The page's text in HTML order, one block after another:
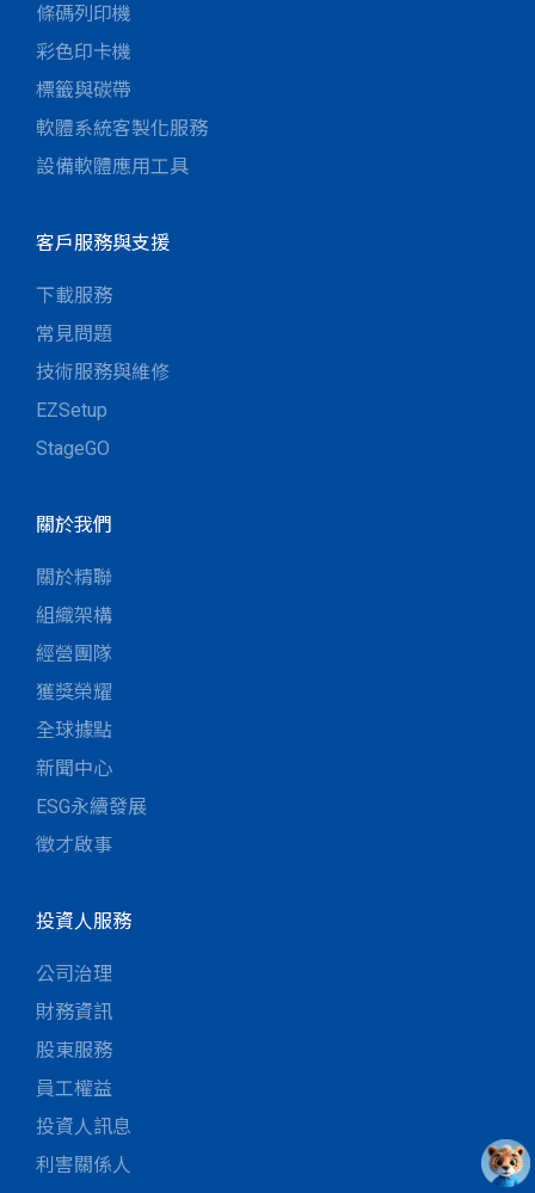
條碼列印機
彩色印卡機
標籤與碳帶
軟體系統客製化服務
設備軟體應用工具
客戶服務與支援
下載服務
常見問題
技術服務與維修
EZSetup
StageGO
關於我們
關於精聯
組織架構
經營團隊
獲獎榮耀
全球據點
新聞中心
ESG永續發展
徵才啟事
投資人服務
公司治理
財務資訊
股東服務
員工權益
投資人訊息
利害關係人